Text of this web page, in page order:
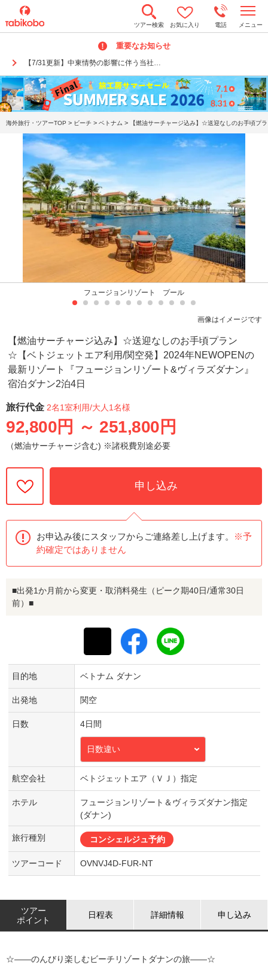
ツアー検索 お気に入り 電話 メニュー
重要なお知らせ
【7/31更新】中東情勢の影響に伴う当社…
o
n
a
v
i
g
a
海外旅行・ツアーTOP > ビーチ > ベトナム > 【燃油サーチャージ込み】☆送迎なしのお手頃プ
フュージョンリゾート プール
画像はイメージです
【燃油サーチャージ込み】☆送迎なしのお手頃プラン
☆【ベトジェットエア利用/関空発】2024年NEWOPENの
最新リゾート『フュージョンリゾート&ヴィラズダナン』
宿泊ダナン2泊4日
旅行代金 2名1室利用/大人1名様
92,800円 ～ 251,800円
（燃油サーチャージ含む) ※諸税費別途必要
申し込み
お申込み後にスタッフからご連絡差し上げます。
※予
約確定ではありません
■出発1か月前から変更・取消料発生（ピーク期40日/通常30日
前）■
目的地 ベトナム ダナン
出発地 関空
日数 4日間
日数違い
航空会社 ベトジェットエア（ＶＪ）指定
ホテル
フュージョンリゾート＆ヴィラズダナン指定
(ダナン)
旅行種別 コンシェルジュ予約
ツアーコード OVNVJ4D-FUR-NT
ツアー
ポイント
日程表 詳細情報 申し込み
☆――のんびり楽しむビーチリゾートダナンの旅――☆